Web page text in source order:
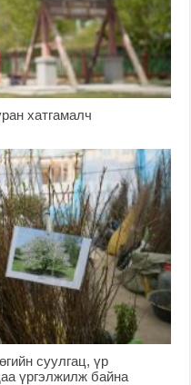
хатгамалч
суулгац, үр
үргэлжилж байна